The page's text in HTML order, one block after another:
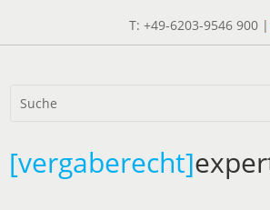
T: +49-6203-9546 900 |
[vergaberecht]